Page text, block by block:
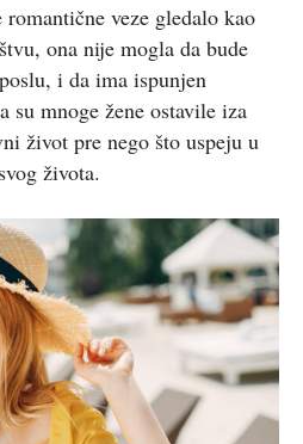
veze gledalo kao
ona nije mogla da bude
i da ima ispunjen
mnoge žene ostavile iza
život pre nego što uspeju u
života.